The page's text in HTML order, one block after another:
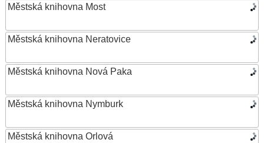
Městská knihovna Most
Městská knihovna Neratovice
Městská knihovna Nová Paka
Městská knihovna Nymburk
Městská knihovna Orlová